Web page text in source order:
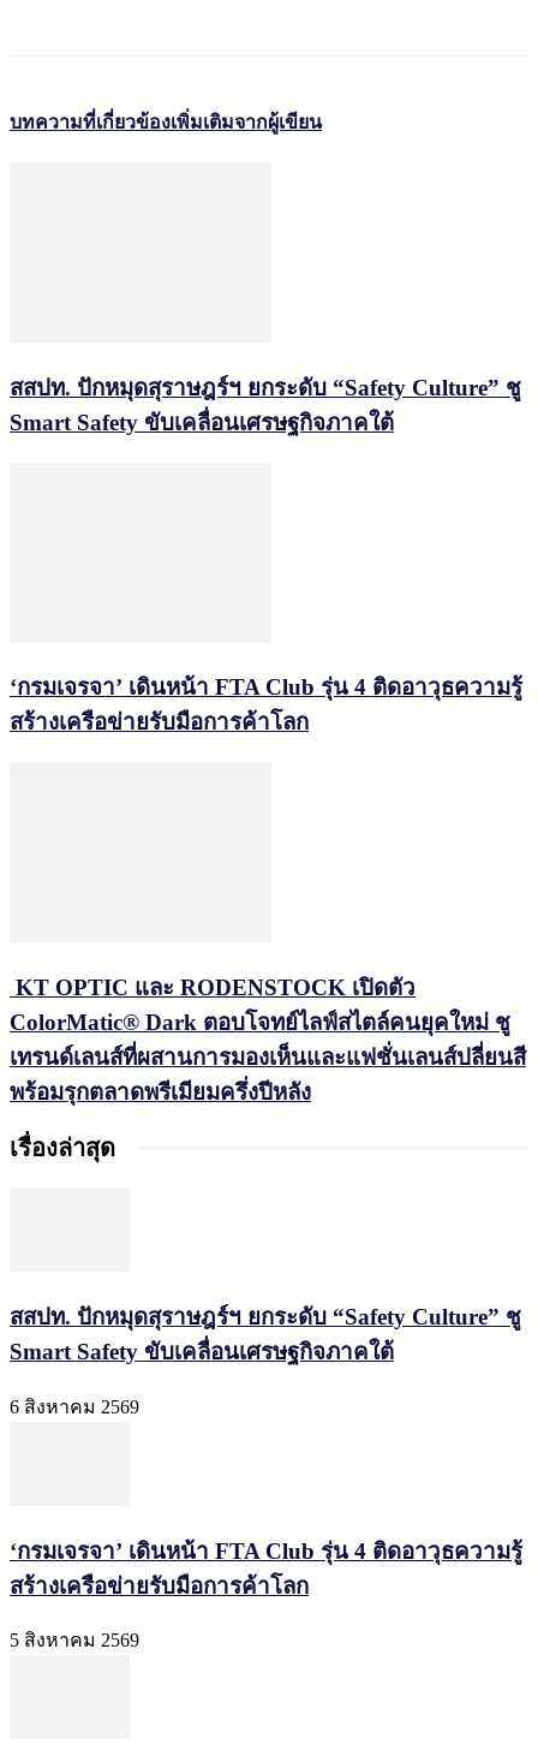
บทความที่เกี่ยวข้องเพิ่มเติมจากผู้เขียน
สสปท. ปักหมุดสุราษฎร์ฯ ยกระดับ “Safety Culture” ชู
Smart Safety ขับเคลื่อนเศรษฐกิจภาคใต้
‘กรมเจรจา’ เดินหน้า FTA Club รุ่น 4 ติดอาวุธความรู้
สร้างเครือข่ายรับมือการค้าโลก
KT OPTIC และ RODENSTOCK เปิดตัว
ColorMatic® Dark ตอบโจทย์ไลฟ์สไตล์คนยุคใหม่ ชู
เทรนด์เลนส์ที่ผสานการมองเห็นและแฟชั่นเลนส์ปลี่ยนสี
พร้อมรุกตลาดพรีเมียมครึ่งปีหลัง
เรื่องล่าสุด
สสปท. ปักหมุดสุราษฎร์ฯ ยกระดับ “Safety Culture” ชู
Smart Safety ขับเคลื่อนเศรษฐกิจภาคใต้
6 สิงหาคม 2569
‘กรมเจรจา’ เดินหน้า FTA Club รุ่น 4 ติดอาวุธความรู้
สร้างเครือข่ายรับมือการค้าโลก
5 สิงหาคม 2569